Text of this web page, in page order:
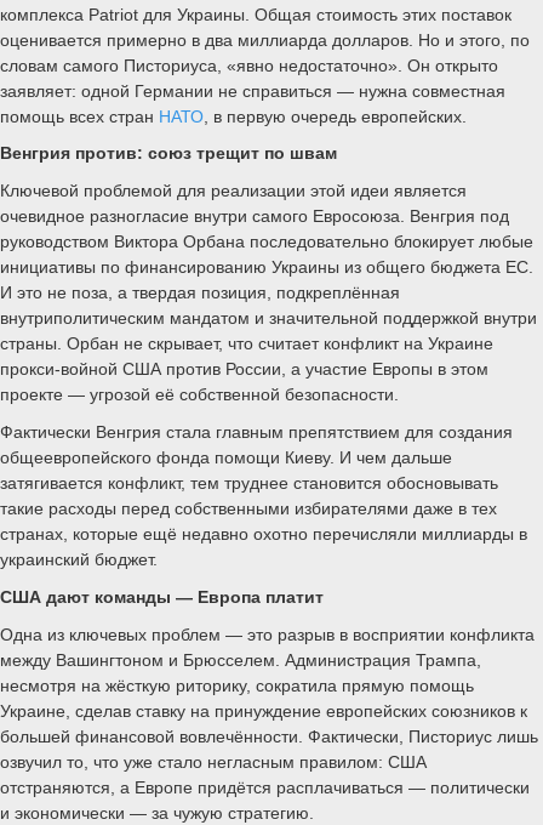
комплекса Patriot для Украины. Общая стоимость этих поставок
оценивается примерно в два миллиарда долларов. Но и этого, по
словам самого Писториуса, «явно недостаточно». Он открыто
заявляет: одной Германии не справиться — нужна совместная
помощь всех стран НАТО , в первую очередь европейских.
Венгрия против: союз трещит по швам
Ключевой проблемой для реализации этой идеи является
очевидное разногласие внутри самого Евросоюза. Венгрия под
руководством Виктора Орбана последовательно блокирует любые
инициативы по финансированию Украины из общего бюджета ЕС.
И это не поза, а твердая позиция, подкреплённая
внутриполитическим мандатом и значительной поддержкой внутри
страны. Орбан не скрывает, что считает конфликт на Украине
прокси-войной США против России, а участие Европы в этом
проекте — угрозой её собственной безопасности.
Фактически Венгрия стала главным препятствием для создания
общеевропейского фонда помощи Киеву. И чем дальше
затягивается конфликт, тем труднее становится обосновывать
такие расходы перед собственными избирателями даже в тех
странах, которые ещё недавно охотно перечисляли миллиарды в
украинский бюджет.
США дают команды — Европа платит
Одна из ключевых проблем — это разрыв в восприятии конфликта
между Вашингтоном и Брюсселем. Администрация Трампа,
несмотря на жёсткую риторику, сократила прямую помощь
Украине, сделав ставку на принуждение европейских союзников к
большей финансовой вовлечённости. Фактически, Писториус лишь
озвучил то, что уже стало негласным правилом: США
отстраняются, а Европе придётся расплачиваться — политически
и экономически — за чужую стратегию.